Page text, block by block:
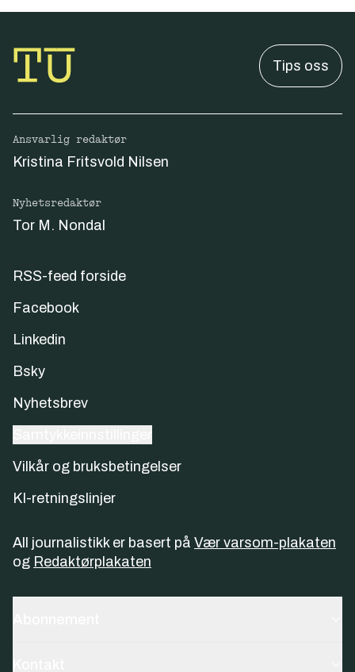
Tips oss
Ansvarlig redaktør
Kristina Fritsvold Nilsen
Nyhetsredaktør
Tor M. Nondal
RSS-feed forside
Facebook
Linkedin
Bsky
Nyhetsbrev
Vilkår og bruksbetingelser
KI-retningslinjer
All journalistikk er basert på Vær varsom-plakaten
og Redaktørplakaten